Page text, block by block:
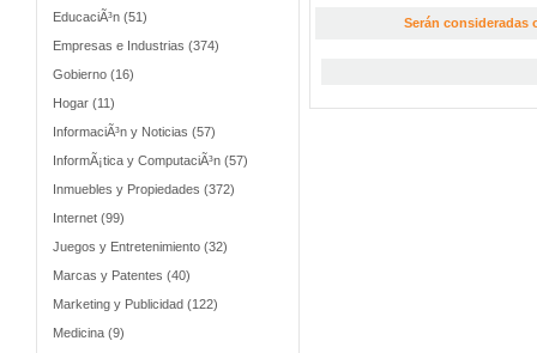
EducaciÃ³n (51)
Empresas e Industrias (374)
Gobierno (16)
Hogar (11)
InformaciÃ³n y Noticias (57)
InformÃ¡tica y ComputaciÃ³n (57)
Inmuebles y Propiedades (372)
Internet (99)
Juegos y Entretenimiento (32)
Marcas y Patentes (40)
Marketing y Publicidad (122)
Medicina (9)
Serán consideradas